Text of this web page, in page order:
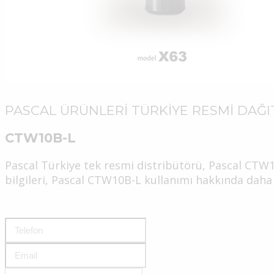
PASCAL ÜRÜNLERİ TÜRKİYE RESMİ
CTW10B-L
Pascal Türkiye tek resmi distribütörü, Pascal
bilgileri, Pascal CTW10B-L kullanımı hakkında